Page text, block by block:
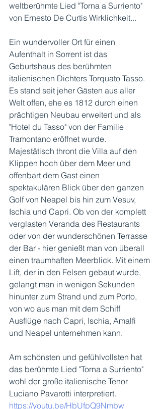
weltberühmte Lied "Torna a Surriento"
von Ernesto De Curtis Wirklichkeit...
Ein wundervoller Ort für einen
Aufenthalt in Sorrent ist das
Geburtshaus des berühmten
italienischen Dichters Torquato Tasso.
Es stand seit jeher Gästen aus aller
Welt offen, ehe es 1812 durch einen
prächtigen Neubau erweitert und als
"Hotel du Tasso" von der Familie
Tramontano eröffnet wurde.
Majestätisch thront die Villa auf den
Klippen hoch über dem Meer und
offenbart dem Gast einen
spektakulären Blick über den ganzen
Golf von Neapel bis hin zum Vesuv,
Ischia und Capri. Ob von der komplett
verglasten Veranda des Restaurants
oder von der wunderschönen Terrasse
der Bar - hier genießt man von überall
einen traumhaften Meerblick. Mit einem
Lift, der in den Felsen gebaut wurde,
gelangt man in wenigen Sekunden
hinunter zum Strand und zum Porto,
von wo aus man mit dem Schiff
Ausflüge nach Capri, Ischia, Amalfi
und Neapel unternehmen kann.
Am schönsten und gefühlvollsten hat
das berühmte Lied "Torna a Surriento"
wohl der große italienische Tenor
Luciano Pavarotti interpretiert.
https://youtu.be/HbUfpQ9Nmbw